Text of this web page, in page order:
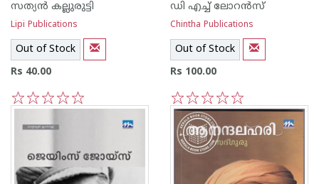
സത്യന്‍ കല്ലുരുട്ടി
Lipi Publications
Out of Stock
Rs 40.00
5
4
3
2
1
ഡി എച്ച് ലോറന്‍സ്
Chintha Publications
Out of Stock
Rs 100.00
5
4
3
2
1